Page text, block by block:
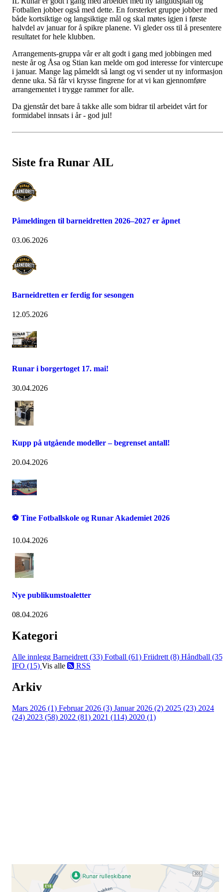
Fotballen jobber også med dette. En forsterket gruppe jobber med
både kortsiktige og langsiktige mål og skal møtes igjen i første
halvdel av januar for å spikre planene. Vi gleder oss til å presentere
resultatet for hele klubben.
Arrangements-gruppa vår er alt godt i gang med jobbingen med
neste år og Åsa og Stian kan melde om god interesse for
i januar. Mange lag påmeldt så langt og vi sender ut ny informasjon
denne uka. Så får vi krysse fingrene for at vi kan gjennomføre
arrangementet i trygge rammer for alle.
Da gjenstår det bare å takke alle som bidrar til arbeidet vårt for
formidabel innsats i år - god jul!
Siste fra Runar AIL
Påmeldingen til barneidretten 2026–2027 er åpnet
03.06.2026
Barneidretten er ferdig for sesongen
12.05.2026
Runar i borgertoget 17. mai!
30.04.2026
Kupp på utgående modeller – begrenset antall!
20.04.2026
⚽ Tine Fotballskole og Runar Akademiet 2026
10.04.2026
Nye publikumstoaletter
08.04.2026
Kategori
Alle innlegg Barneidrett (33) Fotball (61) Friidrett (8) Håndball
IFO (15) Vis alle RSS
Arkiv
Mars 2026 (1) Februar 2026 (3) Januar 2026 (2) 2025 (23) 2024
(24) 2023 (58) 2022 (81) 2021 (114) 2020 (1)